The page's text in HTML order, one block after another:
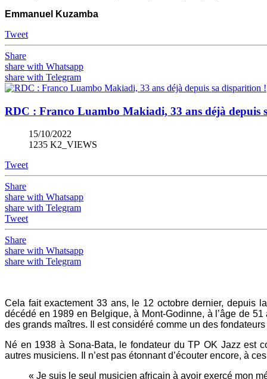
Emmanuel Kuzamba
Tweet
Share
share with Whatsapp
share with Telegram
RDC : Franco Luambo Makiadi, 33 ans déjà depuis
15/10/2022
1235 K2_VIEWS
Tweet
Share
share with Whatsapp
share with Telegram
Tweet
Share
share with Whatsapp
share with Telegram
Cela fait exactement 33 ans, le 12 octobre dernier, depuis
décédé en 1989 en Belgique, à Mont-Godinne, à l’âge de
des grands maîtres. Il est considéré comme un des
Né en 1938 à Sona-Bata, le fondateur du TP OK Jazz est
autres musiciens. Il n’est pas étonnant d’écouter encore, à
« Je suis le seul musicien africain à avoir exercé mon